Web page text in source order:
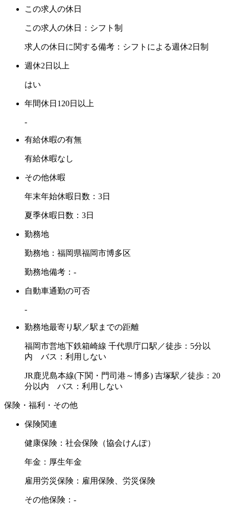
この求人の休日
この求人の休日：シフト制
求人の休日に関する備考：シフトによる週休2日制
週休2日以上
はい
年間休日120日以上
-
有給休暇の有無
有給休暇なし
その他休暇
年末年始休暇日数：3日
夏季休暇日数：3日
勤務地
勤務地：福岡県福岡市博多区
勤務地備考：-
自動車通勤の可否
-
勤務地最寄り駅／駅までの距離
福岡市営地下鉄箱崎線 千代県庁口駅／徒歩：5分以
内 バス：利用しない
JR鹿児島本線(下関・門司港～博多) 吉塚駅／徒歩：20
分以内 バス：利用しない
保険・福利・その他
保険関連
健康保険：社会保険（協会けんぽ）
年金：厚生年金
雇用労災保険：雇用保険、労災保険
その他保険：-